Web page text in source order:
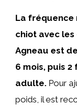
La fréquence
chiot avec
Agneau est
6 mois, puis 2
adulte. Pour
poids, il est